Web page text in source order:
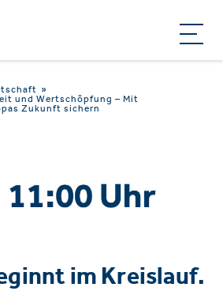
und Wertschöpfung – Mit
Zukunft sichern
im Kreislauf.